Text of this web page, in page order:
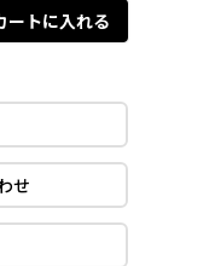
ートに入れる
せ